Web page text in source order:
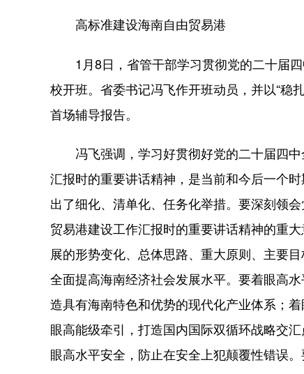
高标准建设海南自由贸易港
1月8日，省管干部学习贯彻党的二十届四
校开班。省委书记冯飞作开班动员，并以“稳
首场辅导报告。
冯飞强调，学习好贯彻好党的二十届四中
汇报时的重要讲话精神，是当前和今后一个
出了细化、清单化、任务化举措。要深刻领
贸易港建设工作汇报时的重要讲话精神的重
展的形势变化、总体思路、重大原则、主要
全面提高海南经济社会发展水平。要着眼高
造具有海南特色和优势的现代化产业体系；
眼高能级牵引，打造国内国际双循环战略交
眼高水平安全，防止在安全上犯颠覆性错误